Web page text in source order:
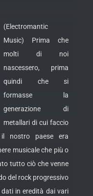
(Electromantic
Music) Prima che
molti di noi
nascessero, prima
quindi che si
formasse la
generazione di
metallari di cui faccio
nostro paese era
musicale che più o
tutto ciò che venne
del rock progressivo
in eredità dai vari